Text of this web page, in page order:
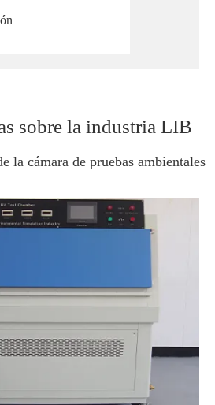
sobre la industria LIB
la cámara de pruebas ambientales